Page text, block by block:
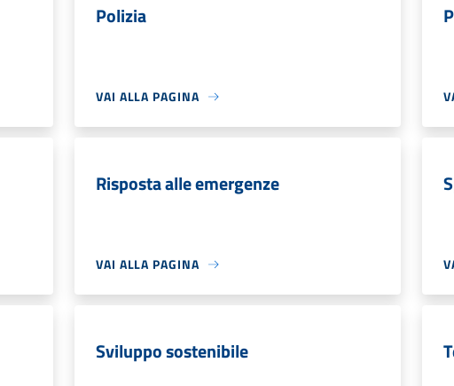
Polizia
VAI ALLA PAGINA
Risposta alle emergenze
VAI ALLA PAGINA
Sviluppo sostenibile